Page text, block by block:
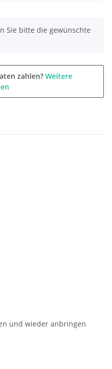
Sie bitte die gewünschte
zahlen? Weitere
und wieder anbringen